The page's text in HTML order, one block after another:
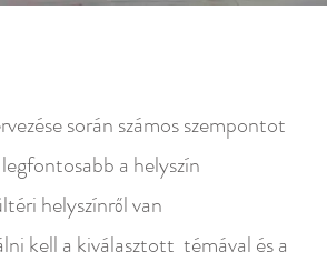
szempontot
a helyszín
van
témával és a